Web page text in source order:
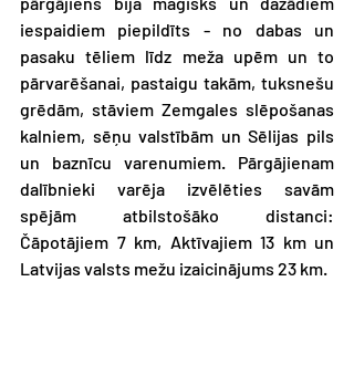
iespaidiem piepildīts - no dabas un
pasaku tēliem līdz meža upēm un to
pārvarēšanai, pastaigu takām, tuksnešu
grēdām, stāviem Zemgales slēpošanas
kalniem, sēņu valstībām un Sēlijas pils
un baznīcu varenumiem. Pārgājienam
dalībnieki varēja izvēlēties savām
spējām atbilstošāko distanci:
Čāpotājiem 7 km, Aktīvajiem 13 km un
Latvijas valsts mežu izaicinājums 23 km.